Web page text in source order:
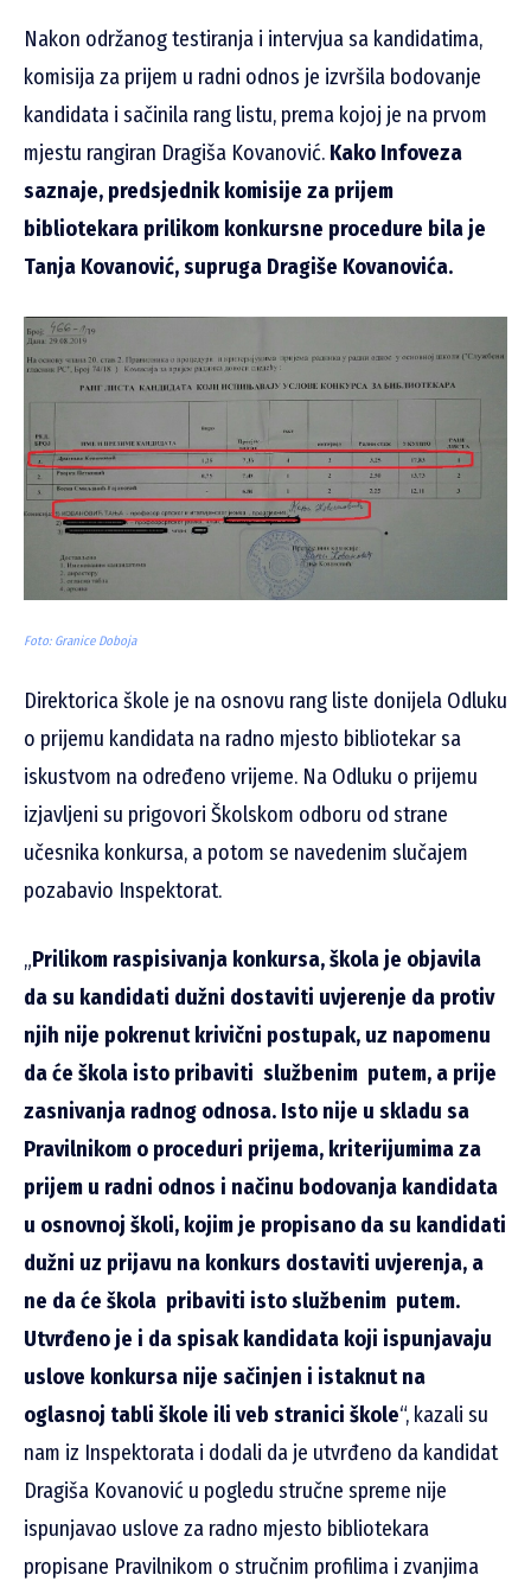
Nakon održanog testiranja i intervjua sa kandidatima,
komisija za prijem u radni odnos je izvršila bodovanje
kandidata i sačinila rang listu, prema kojoj je na prvom
mjestu rangiran Dragiša Kovanović. Kako Infoveza
saznaje, predsjednik komisije za prijem
bibliotekara prilikom konkursne procedure bila je
Tanja Kovanović, supruga Dragiše Kovanovića.
Foto: Granice Doboja
Direktorica škole je na osnovu rang liste donijela Odluku
o prijemu kandidata na radno mjesto bibliotekar sa
iskustvom na određeno vrijeme. Na Odluku o prijemu
izjavljeni su prigovori Školskom odboru od strane
učesnika konkursa, a potom se navedenim slučajem
pozabavio Inspektorat.
„Prilikom raspisivanja konkursa, škola je objavila
da su kandidati dužni dostaviti uvjerenje da protiv
njih nije pokrenut krivični postupak, uz napomenu
da će škola isto pribaviti službenim putem, a prije
zasnivanja radnog odnosa. Isto nije u skladu sa
Pravilnikom o proceduri prijema, kriterijumima za
prijem u radni odnos i načinu bodovanja kandidata
u osnovnoj školi, kojim je propisano da su kandidati
dužni uz prijavu na konkurs dostaviti uvjerenja, a
ne da će škola pribaviti isto službenim putem.
Utvrđeno je i da spisak kandidata koji ispunjavaju
uslove konkursa nije sačinjen i istaknut na
oglasnoj tabli škole ili veb stranici škole“, kazali su
nam iz Inspektorata i dodali da je utvrđeno da kandidat
Dragiša Kovanović u pogledu stručne spreme nije
ispunjavao uslove za radno mjesto bibliotekara
propisane Pravilnikom o stručnim profilima i zvanjima